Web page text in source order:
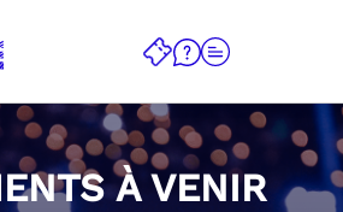
À VENIR